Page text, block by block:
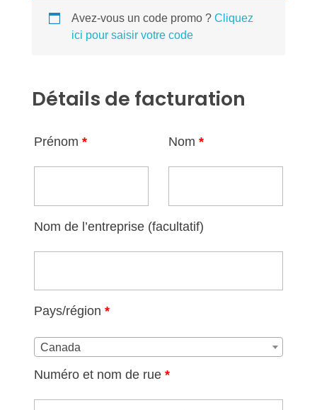
Avez-vous un code promo ? Cliquez
ici pour saisir votre code
Détails de facturation
Prénom * Nom *
Nom de l’entreprise (facultatif)
Pays/région *
Canada
Numéro et nom de rue *